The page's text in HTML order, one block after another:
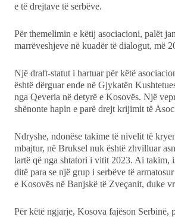
e të drejtave të serbëve.
Për themelimin e këtij asociacioni, palët
marrëveshjeve në kuadër të dialogut, më
Një draft-statut i hartuar për këtë
është dërguar ende në Gjykatën
nga Qeveria në detyrë e Kosovës. Një
shënonte hapin e parë drejt krijimit të
Ndryshe, ndonëse takime të nivelit të
mbajtur, në Bruksel nuk është zhvilluar
lartë që nga shtatori i vitit 2023. Ai takim,
ditë para se një grup i serbëve të
e Kosovës në Banjskë të Zveçanit, duke
Për këtë ngjarje, Kosova fajëson Serbinë,